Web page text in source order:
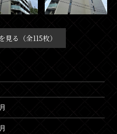
見る（全115枚）